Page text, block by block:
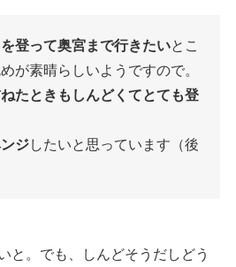
登って奥宮まで行きたいとこ
が素晴らしいようですので。
たときもしんどくてとても登
ジしたいと思っています（後
と。でも、しんどそうだしどう